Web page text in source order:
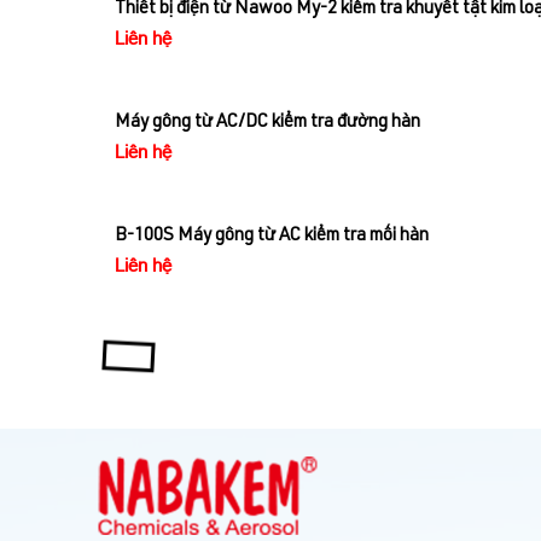
Thiết bị điện từ Nawoo My-2 kiểm tra khuyết tật kim
Liên hệ
Máy gông từ AC/DC kiểm tra đường hàn
Liên hệ
B-100S Máy gông từ AC kiểm tra mối hàn
Liên hệ